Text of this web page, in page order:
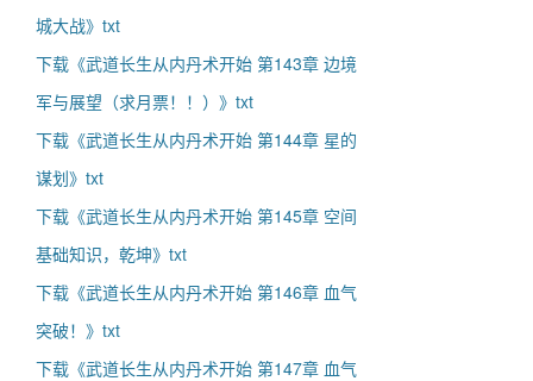
城大战》txt
下载《武道长生从内丹术开始 第143章 边境
军与展望（求月票！！）》txt
下载《武道长生从内丹术开始 第144章 星的
谋划》txt
下载《武道长生从内丹术开始 第145章 空间
基础知识，乾坤》txt
下载《武道长生从内丹术开始 第146章 血气
突破！》txt
下载《武道长生从内丹术开始 第147章 血气